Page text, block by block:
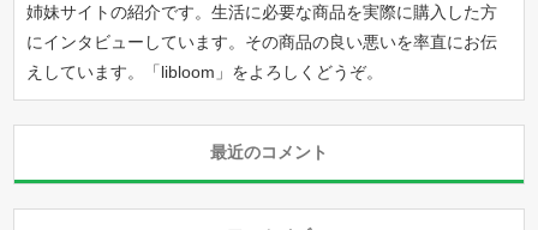
姉妹サイトの紹介です。生活に必要な商品を実際に購入した方
にインタビューしています。その商品の良い悪いを率直にお伝
えしています。「libloom 」をよろしくどうぞ。
最近のコメント